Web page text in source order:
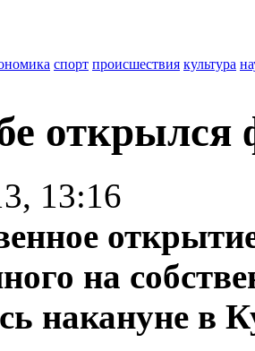
спорт происшествия культура
открылся
13:16
на
накануне в